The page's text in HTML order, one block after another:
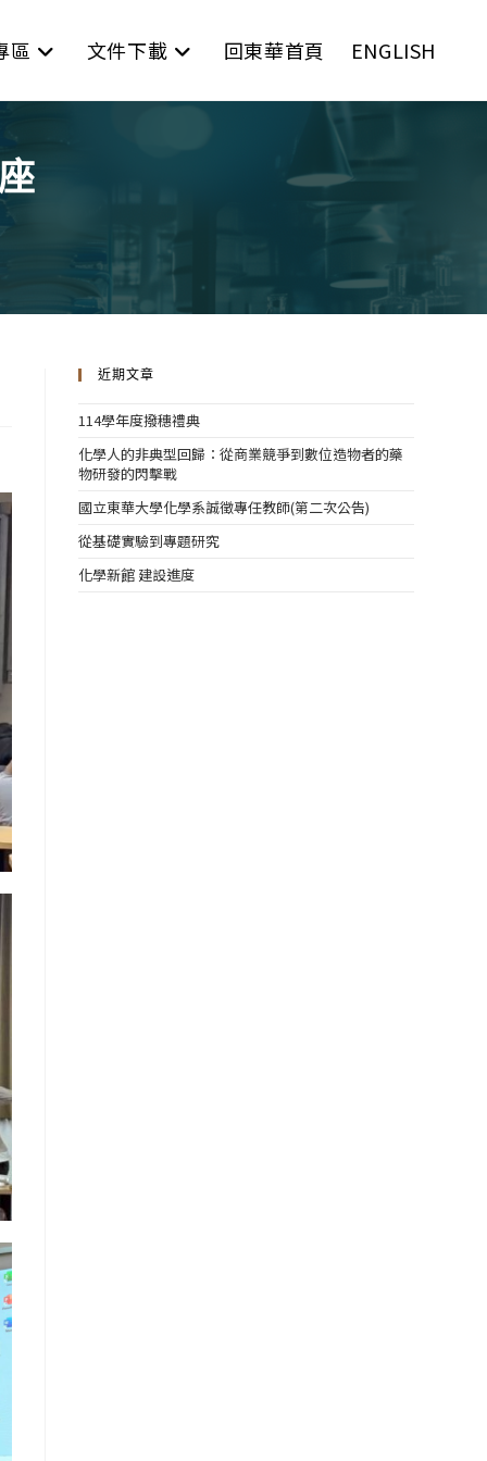
區 文件下載 回東華首頁 ENGLISH
近期文章
114學年度撥穗禮典
化學人的非典型回歸：從商業競爭到數位造物者的藥
物研發的閃擊戰
國立東華大學化學系誠徵專任教師(第二次公告)
從基礎實驗到專題研究
化學新館 建設進度